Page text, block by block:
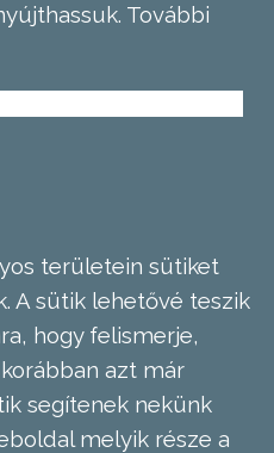
További
területein sütiket
A sütik lehetővé teszik
hogy felismerje,
azt már
segítenek nekünk
melyik része a